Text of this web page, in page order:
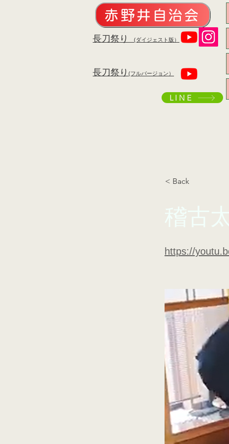
赤野井自治会
​長刀祭り (ダイジェスト版）
​長刀祭り (フルバージョン）
LINE
< Back
https://